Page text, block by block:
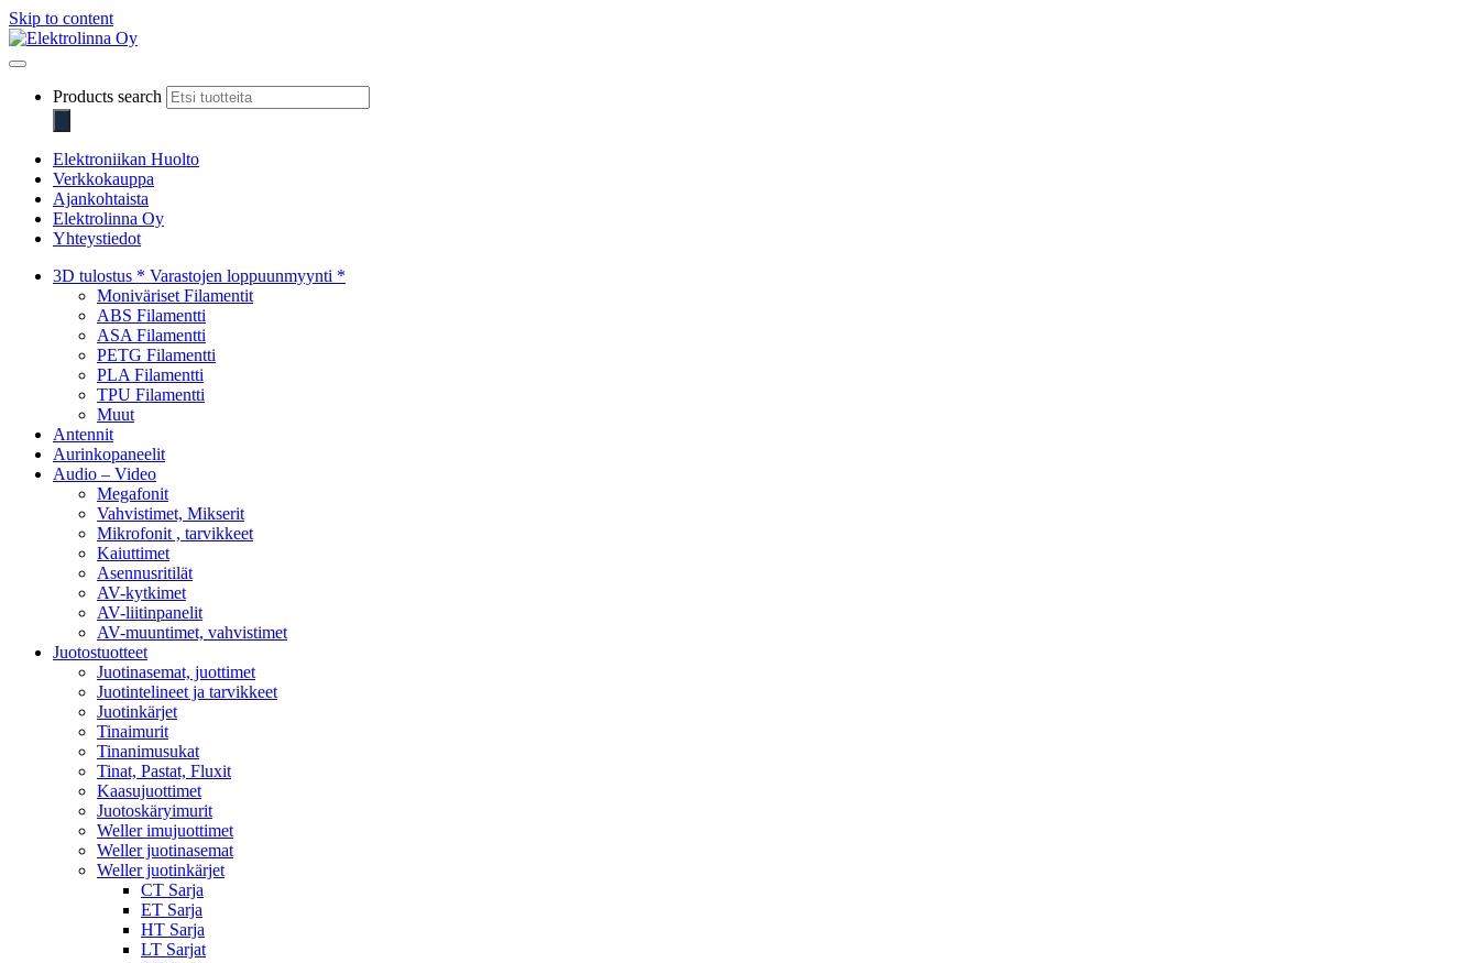
Skip to content
Products search
Elektroniikan Huolto
Verkkokauppa
Ajankohtaista
Elektrolinna Oy
Yhteystiedot
3D tulostus * Varastojen loppuunmyynti *
Moniväriset Filamentit
ABS Filamentti
ASA Filamentti
PETG Filamentti
PLA Filamentti
TPU Filamentti
Muut
Antennit
Aurinkopaneelit
Audio – Video
Megafonit
Vahvistimet, Mikserit
Mikrofonit , tarvikkeet
Kaiuttimet
Asennusritilät
AV-kytkimet
AV-liitinpanelit
AV-muuntimet, vahvistimet
Juotostuotteet
Juotinasemat, juottimet
Juotintelineet ja tarvikkeet
Juotinkärjet
Tinaimurit
Tinanimusukat
Tinat, Pastat, Fluxit
Kaasujuottimet
Juotoskäryimurit
Weller imujuottimet
Weller juotinasemat
Weller juotinkärjet
CT Sarja
ET Sarja
HT Sarja
LT Sarjat